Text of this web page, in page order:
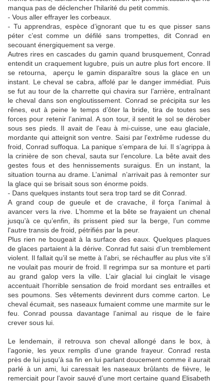
manqua pas de déclencher l’hilarité du petit commis.
- Vous aller effrayer les corbeaux.
- Tu apprendras, espèce d’ignorant que tu es que pisser sans
péter c’est comme un défilé sans trompettes, dit Conrad en
secouant énergiquement sa verge.
Autres rires en cascades du gamin quand brusquement, Conrad
entendit un craquement lugubre, puis un autre plus fort encore. Il
se retourna, aperçu le gamin disparaître sous la glace en un
instant. Le cheval se cabra, affolé par le danger immédiat. Puis
se fut au tour de la charrette qui chavira sur l’arrière, entraînant
le cheval dans son engloutissement. Conrad se précipita sur les
rênes, eut à peine le temps d’ôter la bride, tira de toutes ses
forces pour retenir l’animal. A son tour, il sentit le sol se dérober
sous ses pieds. Il avait de l’eau à mi-cuisse, une eau glaciale,
mordante qui atteignit son ventre. Saisi par l’extrême rudesse du
froid, Conrad suffoqua. La panique s’empara de lui. Il s’agrippa à
la crinière de son cheval, sauta sur l’encolure. La bête avait des
gestes fous et des hennissements suraigus. En un instant, la
situation tourna au drame. L’animal n’arrivait pas à remonter sur
la glace qui se brisait sous son énorme poids.
- Dans quelques instants tout sera trop tard se dit Conrad.
A grand coup de gueule et de cravache, il força l’animal à
avancer vers la rive. L’homme et la bête se frayaient un chenal
jusqu’à ce qu’enfin, ils prissent pied sur la berge, l’un comme
l'autre transis de froid, pétrifiés par la peur.
Plus rien ne bougeait à la surface des eaux. Quelques plaques
de glaces partaient à la dérive. Conrad fut saisi d’un tremblement
violent. Il fallait qu’il se mette à l’abri, se réchauffer au plus vite s’il
ne voulait pas mourir de froid. Il regrimpa sur sa monture et parti
au grand galop vers la ville. L’air glacial lui cinglait le visage
accentuait l’horrible sensation de froid mordant ses entrailles et
ses poumons. Ses vêtements devinrent durs comme carton. Le
cheval écumait, ses naseaux fumaient comme une marmite sur le
feu. Conrad poussa davantage l’animal au risque de le faire
crever sous lui.
Le lendemain, il retrouva son cheval allongé dans le box, à
l’agonie, les yeux remplis d’une grande frayeur. Conrad resta
près de lui jusqu’à sa fin en lui parlant doucement comme il aurait
parlé à un ami, lui caressait les naseaux brûlants de fièvre, le
remerciait pour l’avoir sauvé d’une mort certaine quand Elisabeth